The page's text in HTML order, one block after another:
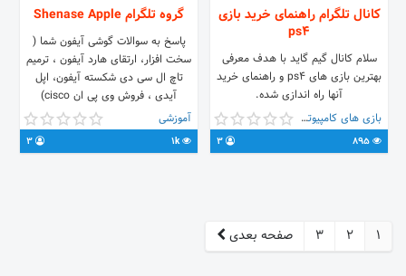
کانال تلگرام راهنمای خرید بازی
ps4
سلام کانال گیم گاید با هدف معرفی
بهترین بازی های ps4 و راهنمای خرید
آنها راه اندازی شده.
بازی های کامپیوتری
گروه تلگرام Shenase Apple
پاسخ به سوالات گوشی آیفون شما (
سخت افزار، ارتقای هارد آیفون ، ترمیم
تاچ ال سی دی شکسته آیفون، اپل
آیدی ، فروش وی پی ان cisco)
آموزشی
1k
1
2
3 صفحه بعدی